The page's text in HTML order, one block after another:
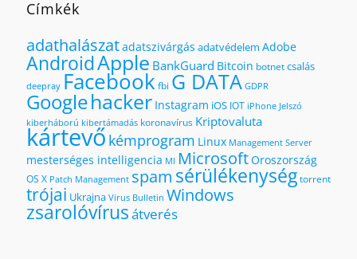
Címkék
adathalászatadatszivárgás adatvédelem Adobe
AndroidApple BankGuard Bitcoin botnetcsalás
deepray Facebookfbi G DATA GDPR
Googlehacker Instagram iOS IOT iPhone Jelszó
kiberháború kibertámadás koronavírus Kriptovaluta
kártevőkémprogram Linux Management Server
mesterséges intelligencia MI MicrosoftOroszország
OS X Patch Management spam sérülékenységtorrent
trójai Ukrajna Virus Bulletin Windows
zsarolóvírusátverés